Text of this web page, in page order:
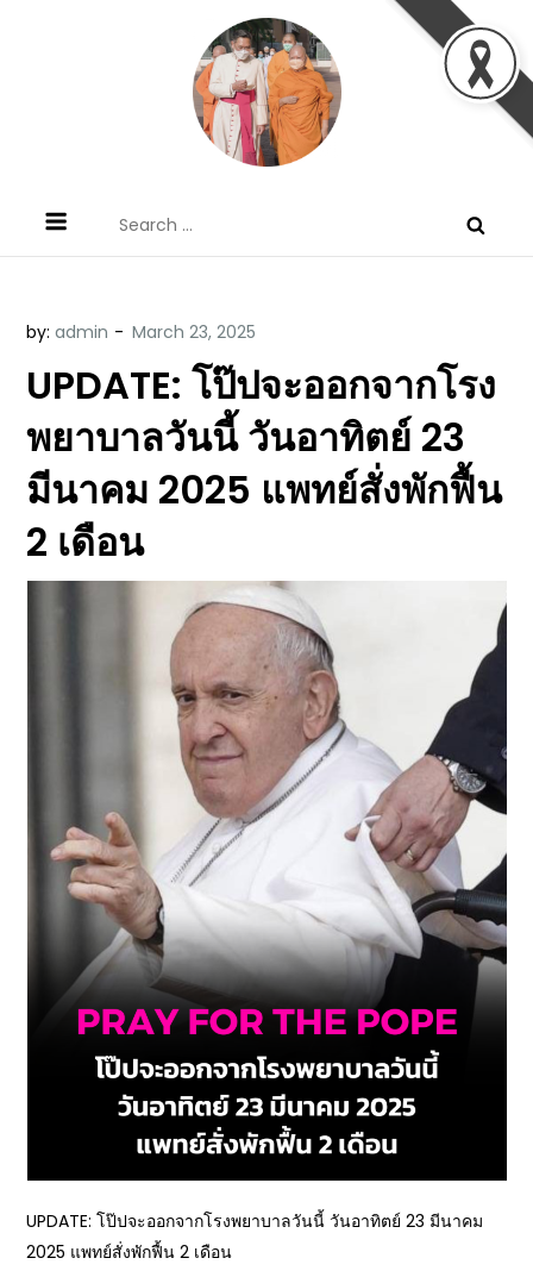
ประทานพระพรแก่พวกท่านท้งหลายเทอญ
for:
by:admin
UPDATE: โป๊ปจะออกจากโรง
พยาบาลวันนี้ วันอาทิตย์ 23
มีนาคม 2025 แพทย์สั่งพักฟื้น
2 เดือน
UPDATE: โป๊ปจะออกจากโรงพยาบาลวันนี้ วันอาทิตย์ 23 มีนาคม
2025 แพทย์สั่งพักฟื้น 2 เดือน